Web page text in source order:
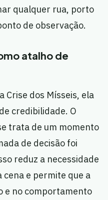
qualquer rua, porto
de observação.
atalho de
Crise dos Mísseis, ela
credibilidade. O
trata de um momento
de decisão foi
reduz a necessidade
cena e permite que a
e no comportamento